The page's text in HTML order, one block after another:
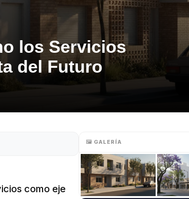
los Servicios
del Futuro
como eje
🖼️ GALERÍA